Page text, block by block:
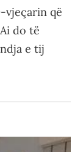
vjeçarin që
do të
e tij